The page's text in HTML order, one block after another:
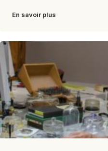
En savoir plus